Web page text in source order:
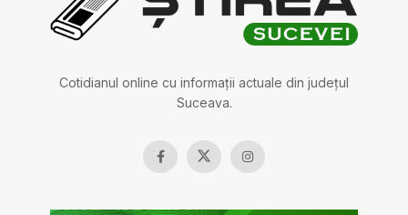
Cotidianul online cu informații actuale din județul
Suceava.